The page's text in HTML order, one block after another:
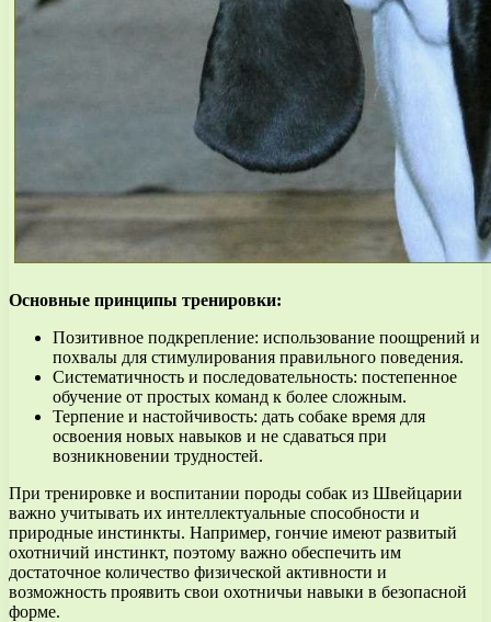
Основные принципы тренировки:
Позитивное подкрепление: использование поощрений и
похвалы для стимулирования правильного поведения.
Систематичность и последовательность: постепенное
обучение от простых команд к более сложным.
Терпение и настойчивость: дать собаке время для
освоения новых навыков и не сдаваться при
возникновении трудностей.
При тренировке и воспитании породы собак из Швейцарии
важно учитывать их интеллектуальные способности и
природные инстинкты. Например, гончие имеют развитый
охотничий инстинкт, поэтому важно обеспечить им
достаточное количество физической активности и
возможность проявить свои охотничьи навыки в безопасной
форме.